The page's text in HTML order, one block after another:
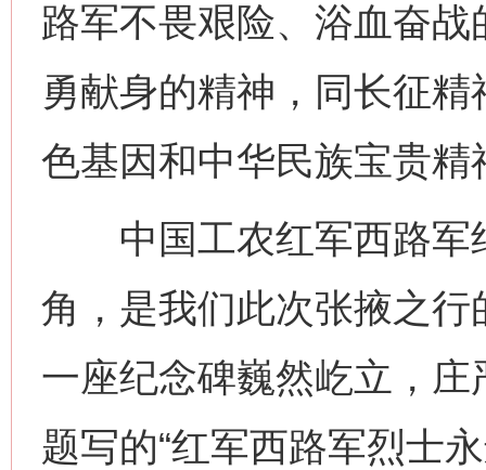
路军不畏艰险、浴血奋
勇献身的精神，同长征
色基因和中华民族宝贵精
中国工农红军西路军
角，是我们此次张掖之
一座纪念碑巍然屹立，
题写的“红军西路军烈士